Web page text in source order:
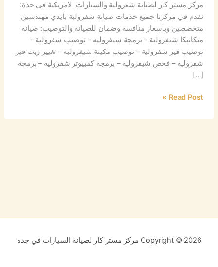
مركز مستر كار لصيانة شفرولية والسيارات الامريكية في جدة:
نقدم في مركزنا جميع خدمات صيانة شفرولية بأيدي مهندسين
متخصصين وبأسعار منافسة وضمان للصيانة والتوضيب: صيانة
ميكانيكا شيفرولية – برمجة شيفروليه – توضيب شفرولية –
توضيب قير شفرولية – توضيب مكينة شيفروليه – تغيير زيت قير
شفرولية – فحص شيفرولية – برمجة كمبيوتر شفرولية – برمجة
[…]
Read Post »
Copyright © 2026 مركز مستر كار لصيانة السيارات في جدة